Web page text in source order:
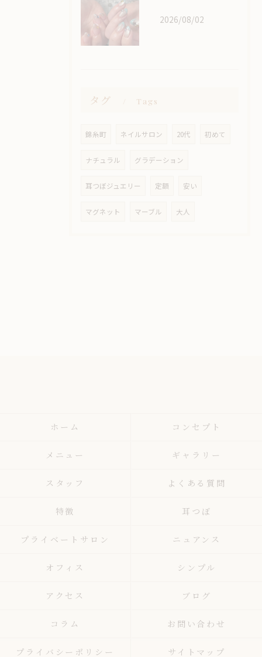
2026/08/02
タグ Tags
錦糸町 ネイルサロン 20代 初めて
ナチュラル グラデーション
耳つぼジュエリー 定額 安い
マグネット マーブル 大人
ホーム コンセプト
メニュー ギャラリー
スタッフ よくある質問
特徴 耳つぼ
プライベートサロン ニュアンス
オフィス シンプル
アクセス ブログ
コラム お問い合わせ
プライバシーポリシー サイトマップ